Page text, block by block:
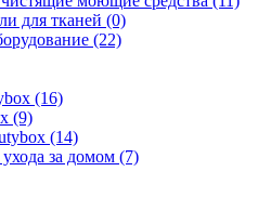
для тканей (0)
(22)
(16)
(9)
(14)
за домом (7)